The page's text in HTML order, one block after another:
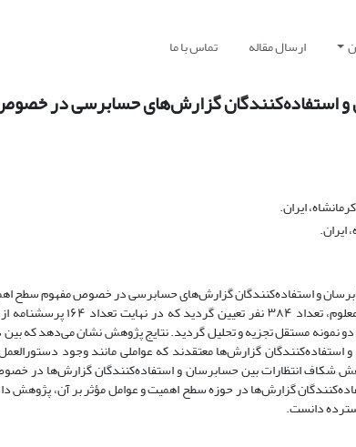
ارسال مقاله تماس با ما
و استفاده‌کنندگان گزارش‌های حسابرسی در
ایران.
و استفاده‌کنندگان گزارش‌های حسابرسی در خصوص مفهوم سطح
دو نمونه مستقل تجزیه و تحلیل گردید. نتایج پژوهش نشان می‌دهد که
گزارش‌ها معتقدند که عواملی مانند وجود
انتظارات بین حسابرسان و استفاده‌کنندگان گزارش‌ها در
گزارش‌ها در حوزه سطح اهمیت و عوامل مؤثر بر آن، پژوهش
دانست.